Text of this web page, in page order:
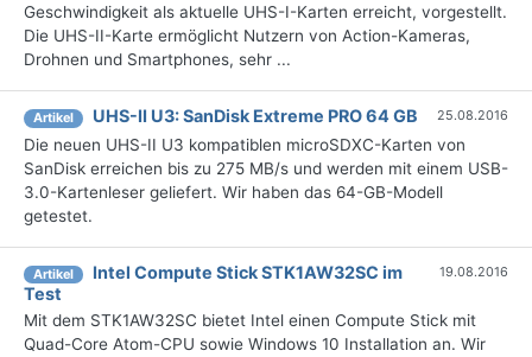
Geschwindigkeit als aktuelle UHS-I-Karten erreicht, vorgestellt.
Die UHS-II-Karte ermöglicht Nutzern von Action-Kameras,
Drohnen und Smartphones, sehr ...
Artikel UHS-II U3: SanDisk Extreme PRO 64 GB 25.08.2016
Die neuen UHS-II U3 kompatiblen microSDXC-Karten von
SanDisk erreichen bis zu 275 MB/s und werden mit einem USB-
3.0-Kartenleser geliefert. Wir haben das 64-GB-Modell
getestet.
Artikel
Intel Compute Stick STK1AW32SC im
Test
19.08.2016
Mit dem STK1AW32SC bietet Intel einen Compute Stick mit
Quad-Core Atom-CPU sowie Windows 10 Installation an. Wir